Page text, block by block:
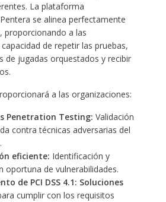
La plataforma
se alinea perfectamente
proporcionando a las
de repetir las pruebas,
de jugadas orquestados y recibir
a las organizaciones:
Penetration Testing: Validación
contra técnicas adversarias del
eficiente: Identificación y
oportuna de vulnerabilidades.
de PCI DSS 4.1: Soluciones
cumplir con los requisitos